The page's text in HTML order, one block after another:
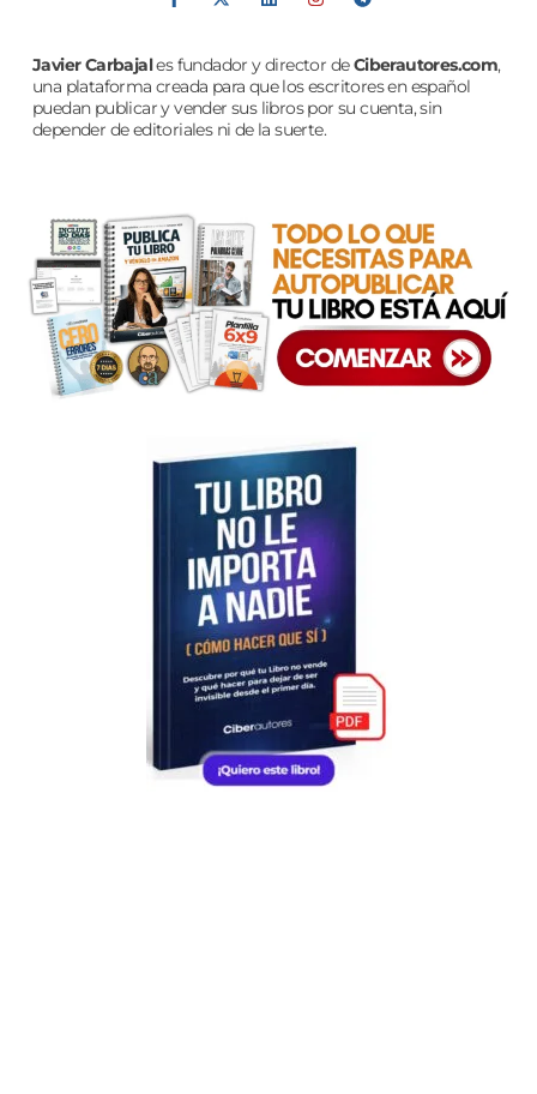
Javier Carbajales fundador y director deCiberautores.com,
una plataforma creada para que los escritores en español
puedan publicar y vender sus libros por su cuenta, sin
depender de editoriales ni de la suerte.